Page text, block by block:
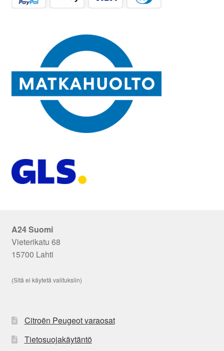
A24 Suomi
Vieterikatu 68
15700 Lahti
(Sitä ei käytetä valituksiin)
Citroën Peugeot varaosat
Tietosuojakäytäntö